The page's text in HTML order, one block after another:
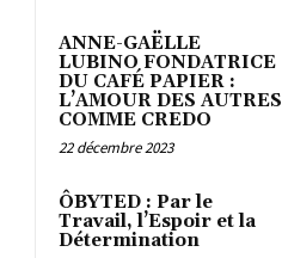
ANNE-GAËLLE
LUBINO FONDATRICE
DU CAFÉ PAPIER :
L’AMOUR DES AUTRES
COMME CREDO
22 décembre 2023
ÔBYTED : Par le
Travail, l’Espoir et la
Détermination